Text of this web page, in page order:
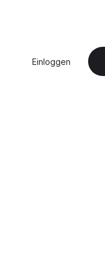
Einloggen